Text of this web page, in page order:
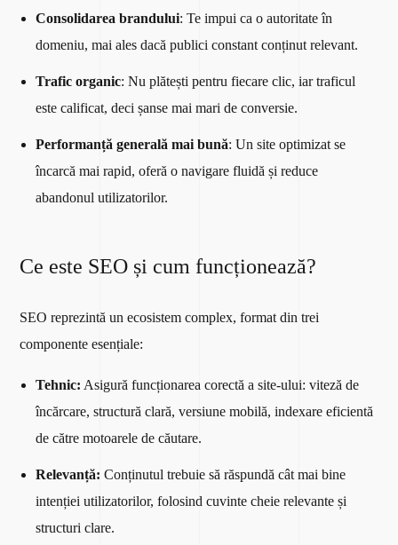
Consolidarea brandului: Te impui ca o autoritate în
domeniu, mai ales dacă publici constant conținut relevant.
Trafic organic: Nu plătești pentru fiecare clic, iar traficul
este calificat, deci șanse mai mari de conversie.
Performanță generală mai bună: Un site optimizat se
încarcă mai rapid, oferă o navigare fluidă și reduce
abandonul utilizatorilor.
Ce este SEO și cum funcționează?
SEO reprezintă un ecosistem complex, format din trei
componente esențiale:
Tehnic: Asigură funcționarea corectă a site-ului: viteză de
încărcare, structură clară, versiune mobilă, indexare eficientă
de către motoarele de căutare.
Relevanță: Conținutul trebuie să răspundă cât mai bine
intenției utilizatorilor, folosind cuvinte cheie relevante și
structuri clare.